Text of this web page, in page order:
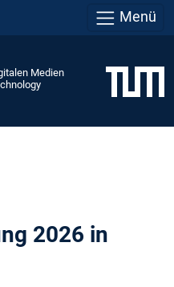
Menü
Medien
2026 in